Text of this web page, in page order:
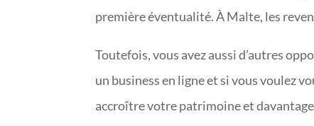
première éventualité. À Malte, les
Toutefois, vous avez aussi d’autres
un business en ligne et si vous voulez
accroître votre patrimoine et